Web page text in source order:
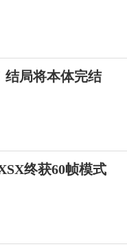
结局将本体完结
终获60帧模式